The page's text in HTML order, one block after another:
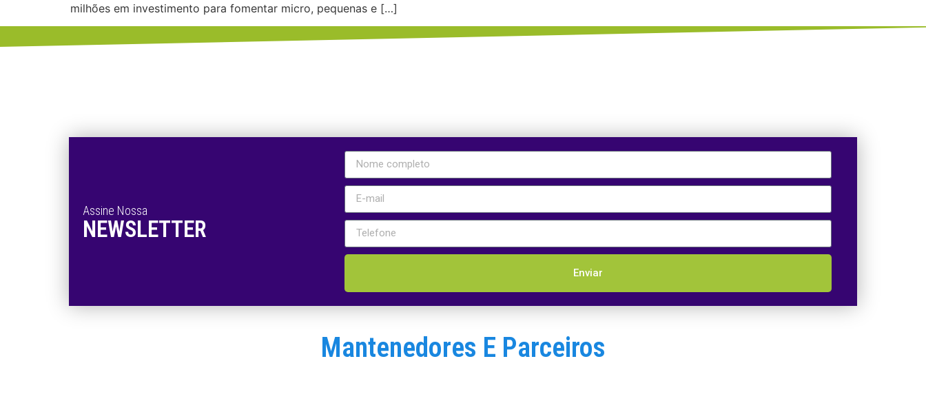
milhões em investimento para fomentar micro, pequenas e […]
Assine Nossa
NEWSLETTER
Enviar
Mantenedores E Parceiros